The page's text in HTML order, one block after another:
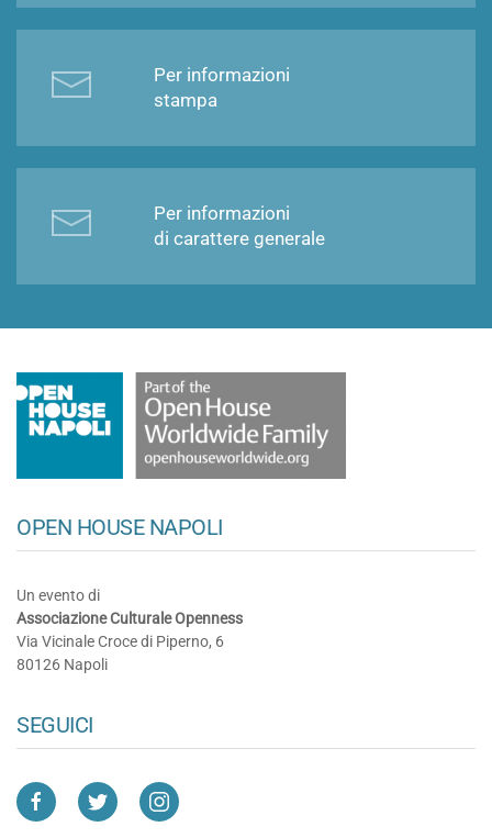
Per informazioni
stampa
Per informazioni
di carattere generale
OPEN HOUSE NAPOLI
Un evento di
Associazione Culturale Openness
Via Vicinale Croce di Piperno, 6
80126 Napoli
SEGUICI